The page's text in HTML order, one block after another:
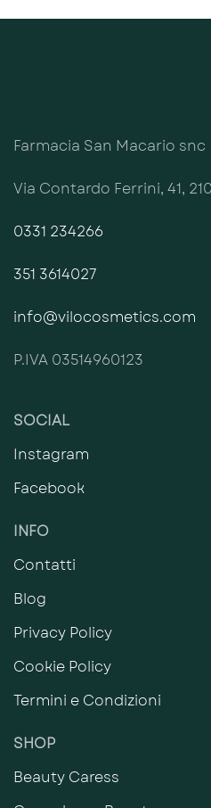
Farmacia San Macario snc
Via Contardo Ferrini, 41,
0331 234266
351 3614027
info@vilocosmetics.com
P.IVA 03514960123
SOCIAL
Instagram
Facebook
INFO
Contatti
Blog
Privacy Policy
Cookie Policy
Termini e Condizioni
SHOP
Beauty Caress